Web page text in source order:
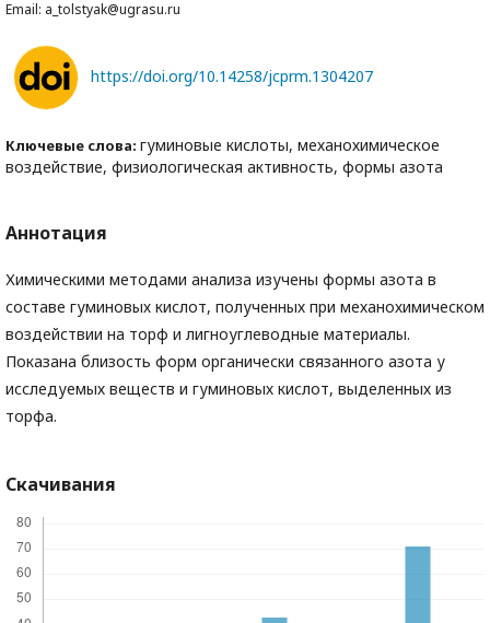
Email: a_tolstyak@ugrasu.ru
https://doi.org/10.14258/jcprm.1304207
Ключевые слова: гуминовые кислоты, механохимическое
воздействие, физиологическая активность, формы азота
Аннотация
Химическими методами анализа изучены формы азота в
составе гуминовых кислот, полученных при механохимическом
воздействии на торф и лигноуглеводные материалы.
Показана близость форм органически связанного азота у
исследуемых веществ и гуминовых кислот, выделенных из
торфа.
Скачивания